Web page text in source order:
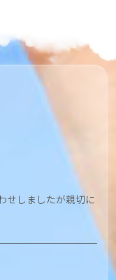
せしましたが親切に